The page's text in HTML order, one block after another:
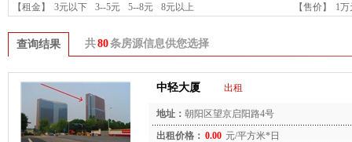
【租金】
3元以下 3--5元 5--8元 8元以上 【售价】 1
查询结果 共80条房源信息供您选择
中轻大厦 出租
地址： 朝阳区望京启阳路4号
出租价格： 0.00 元/平方米*日